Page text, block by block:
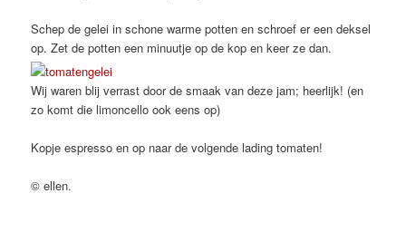
Schep de gelei in schone warme potten en schroef er een deksel
op. Zet de potten een minuutje op de kop en keer ze dan.
Wij waren blij verrast door de smaak van deze jam; heerlijk! (en
zo komt die limoncello ook eens op)
Kopje espresso en op naar de volgende lading tomaten!
© ellen.